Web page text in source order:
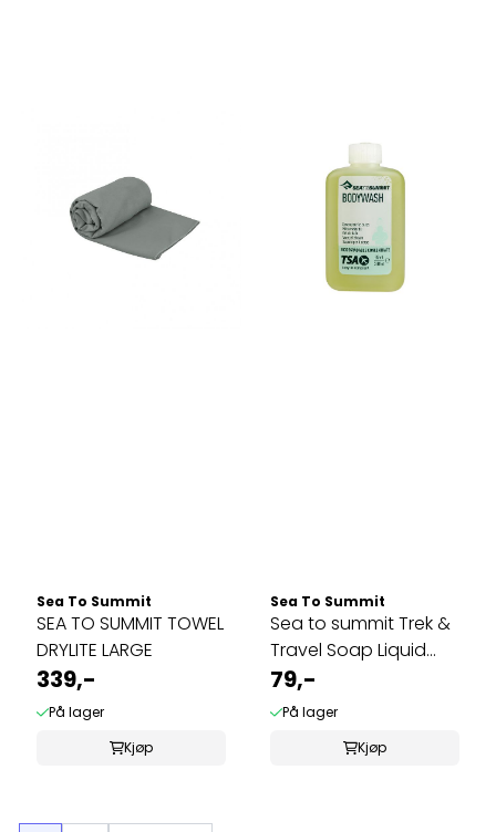
Sea To Summit
SEA TO SUMMIT TOWEL
DRYLITE LARGE
339,-
På lager
Kjøp
Sea To Summit
Sea to summit Trek &
Travel Soap Liquid
Body Wash
79,-
På lager
Kjøp